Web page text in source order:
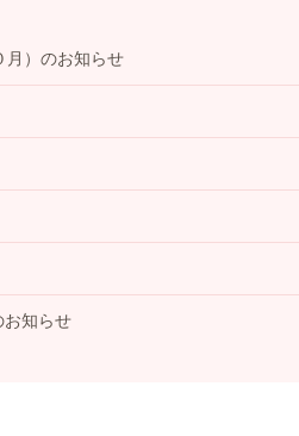
月）のお知らせ
お知らせ